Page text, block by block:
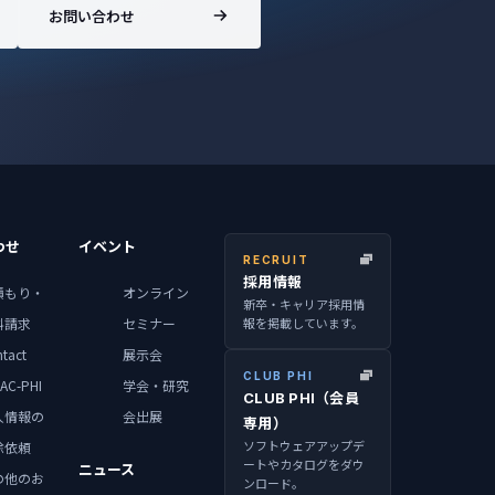
お問い合わせ
せ
り・
請求
PHI
情報の
依頼
他のお
イベント
オンライン
セミナー
展示会
学会・研究
会出展
ニュース
RECRUIT
採用情報
新卒・キャリア採用情
報を掲載しています。
CLUB PHI
CLUB PHI（会員
専用）
ソフトウェアアップデ
ートやカタログをダウ
ンロード。